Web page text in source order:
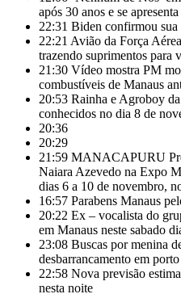
após 30 anos e se
22:31 Biden confirmou sua
22:21 Avião da Força
trazendo suprimentos para
21:30 Vídeo mostra PM
combustíveis de Manaus
20:53 Rainha e Agroboy
conhecidos no dia 8 de
20:36
20:29
21:59 MANACAPURU
Naiara Azevedo na Expo
dias 6 a 10 de novembro,
16:57 Parabens Manaus
20:22 Ex – vocalista do
em Manaus neste sabado
23:08 Buscas por menina
desbarrancamento em
22:58 Nova previsão
nesta noite